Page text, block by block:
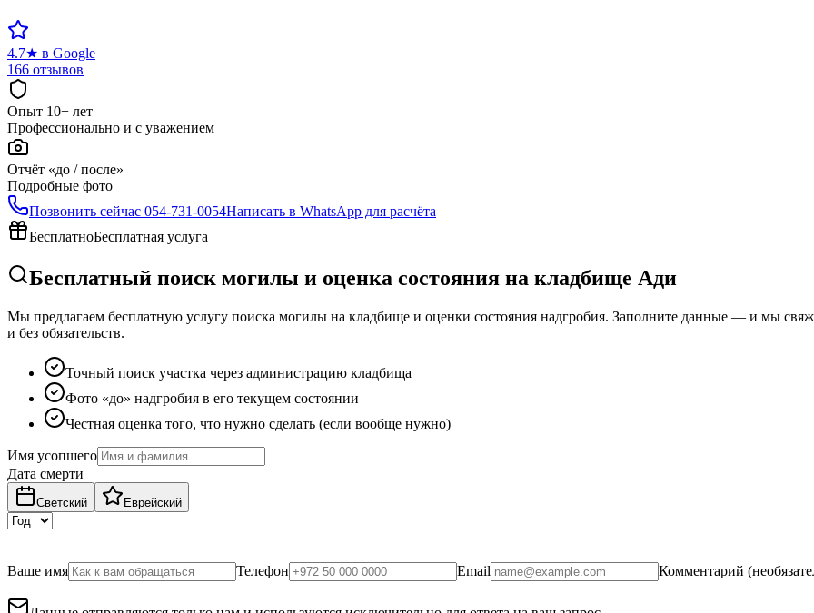
4.7★ в Google
166 отзывов
Опыт 10+ лет
Профессионально и с уважением
Отчёт «до / после»
Подробные фото
Позвонить сейчас 054-731-0054Написать в WhatsApp для расчёта
БесплатноБесплатная услуга
Бесплатный поиск могилы и оценка состояния на кладбище Ади
Мы предлагаем бесплатную услугу поиска могилы на кладбище и оценки состояния надгробия. Заполните данные — и мы
и без обязательств.
Точный поиск участка через администрацию кладбища
Фото «до» надгробия в его текущем состоянии
Честная оценка того, что нужно сделать (если вообще нужно)
Имя усопшего
Дата смерти
Светский Еврейский
Ваше имя Телефон Email Комментарий